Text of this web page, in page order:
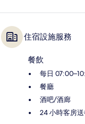
住宿設施服務
餐飲
每日
餐廳
酒吧/酒廊
24 小時客房